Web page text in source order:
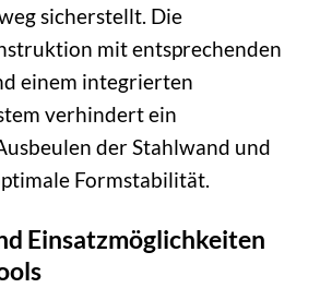
sicherstellt. Die
mit entsprechenden
einem integrierten
verhindert ein
der Stahlwand und
Formstabilität.
Einsatzmöglichkeiten